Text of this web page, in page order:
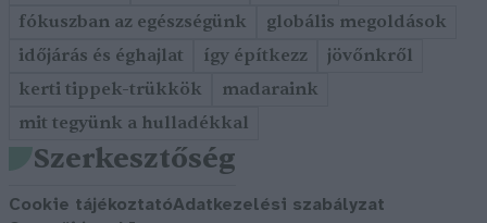
fókuszban az egészségünk
globális megoldások
időjárás és éghajlat
így építkezz
jövőnkről
kerti tippek-trükkök
madaraink
mit tegyünk a hulladékkal
Szerkesztőség
Cookie tájékoztatóAdatkezelési szabályzat